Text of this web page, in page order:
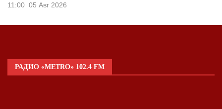
11:00 05 Авг 2026
РАДИО «METRO» 102.4 FM